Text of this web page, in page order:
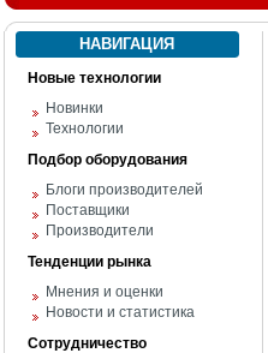
НАВИГАЦИЯ
Новые технологии
Новинки
Технологии
Подбор оборудования
Блоги производителей
Поставщики
Производители
Тенденции рынка
Мнения и оценки
Новости и статистика
Сотрудничество